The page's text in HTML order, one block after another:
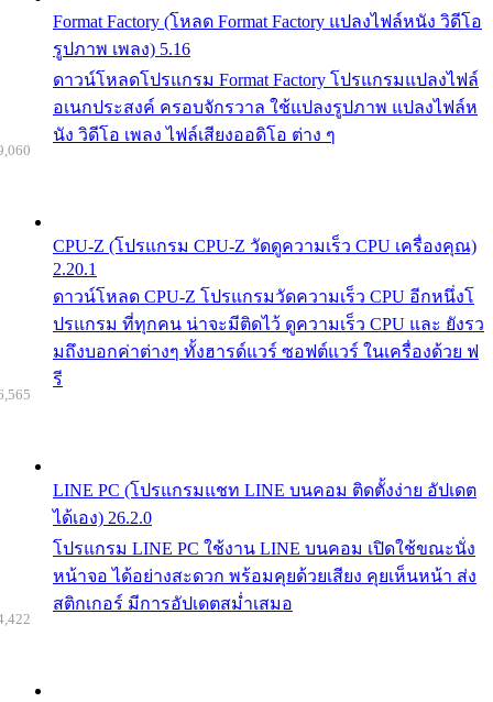
Format Factory (โหลด Format Factory แปลงไฟล์หนัง วิดีโอ
รูปภาพ เพลง) 5.16
ดาวน์โหลดโปรแกรม Format Factory โปรแกรมแปลงไฟล์
อเนกประสงค์ ครอบจักรวาล ใช้แปลงรูปภาพ แปลงไฟล์ห
นัง วิดีโอ เพลง ไฟล์เสียงออดิโอ ต่าง ๆ
CPU-Z (โปรแกรม CPU-Z วัดดูความเร็ว CPU เครื่องคุณ)
2.20.1
ดาวน์โหลด CPU-Z โปรแกรมวัดความเร็ว CPU อีกหนึ่งโ
ปรแกรม ที่ทุกคน น่าจะมีติดไว้ ดูความเร็ว CPU และ ยังรว
มถึงบอกค่าต่างๆ ทั้งฮารด์แวร์ ซอฟต์แวร์ ในเครื่องด้วย ฟ
รี
LINE PC (โปรแกรมแชท LINE บนคอม ติดตั้งง่าย อัปเดต
ได้เอง) 26.2.0
โปรแกรม LINE PC ใช้งาน LINE บนคอม เปิดใช้ขณะนั่ง
หน้าจอ ได้อย่างสะดวก พร้อมคุยด้วยเสียง คุยเห็นหน้า ส่ง
สติกเกอร์ มีการอัปเดตสม่ำเสมอ